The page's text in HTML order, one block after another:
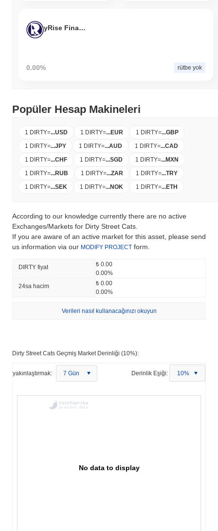
yRise Finance
0.00% rütbe yok
Popüler Hesap Makineleri
1 DIRTY=...USD 1 DIRTY=...EUR 1 DIRTY=...GBP
1 DIRTY=...JPY 1 DIRTY=...AUD 1 DIRTY=...CAD
1 DIRTY=...CHF 1 DIRTY=...SGD 1 DIRTY=...MXN
1 DIRTY=...RUB 1 DIRTY=...ZAR 1 DIRTY=...TRY
1 DIRTY=...SEK 1 DIRTY=...NOK 1 DIRTY=...ETH
According to our knowledge currently there are no active
Exchanges/Markets for Dirty Street Cats.
If you are aware of an active market for this asset, please send
us information via our MODIFY PROJECT form.
DIRTY fiyat
₺ 0.00
0.00%
24sa hacim
₺ 0.00
0.00%
Verileri nasıl kullanacağınızı okuyun
Dirty Street Cats Geçmiş Market Derinliği (10%):
yakınlaştırmak: 7 Gün Derinlik Eşiği: 10%
No data to display